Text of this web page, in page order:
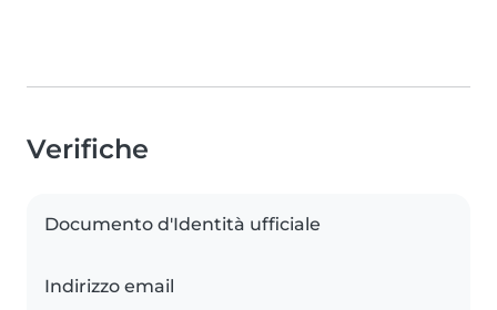
Verifiche
Documento d'Identità ufficiale
Indirizzo email